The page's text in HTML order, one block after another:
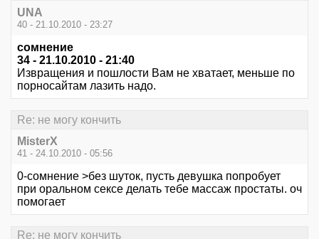
UNA
40 - 21.10.2010 - 23:27
сомнение
34 - 21.10.2010 - 21:40
Извращения и пошлости Вам не хватает, меньше по
порносайтам лазить надо.
Re: не могу кончить
MisterX
41 - 24.10.2010 - 05:56
0-сомнение >без шуток, пусть девушка попробует
при оральном сексе делать тебе массаж простаты. оч
помогает
Re: не могу кончить